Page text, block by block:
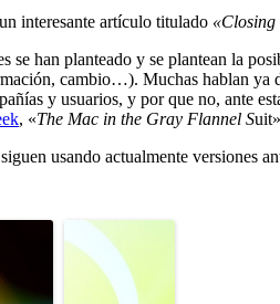
un interesante artículo titulado «Closing
se han planteado y se plantean la
cambio…). Muchas hablan ya
y usuarios, y por que no, ante
, «The Mac in the Gray Flannel Suit»
usando actualmente versiones